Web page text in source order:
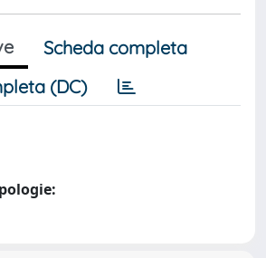
Scheda completa
(DC)